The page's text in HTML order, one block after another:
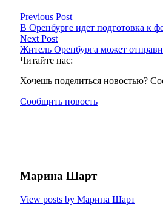
Previous Post
В Оренбурге идет подготовка к
Next Post
Житель Оренбурга может
Читайте нас:
Хочешь поделиться новостью?
Сообщить новость
Марина Шарт
View posts by Марина Шарт